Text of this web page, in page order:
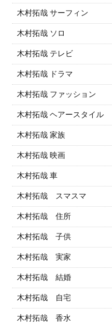
木村拓哉 サーフィン
木村拓哉 ソロ
木村拓哉 テレビ
木村拓哉 ドラマ
木村拓哉 ファッション
木村拓哉 ヘアースタイル
木村拓哉 家族
木村拓哉 映画
木村拓哉 車
木村拓哉 スマスマ
木村拓哉 住所
木村拓哉 子供
木村拓哉 実家
木村拓哉 結婚
木村拓哉 自宅
木村拓哉 香水